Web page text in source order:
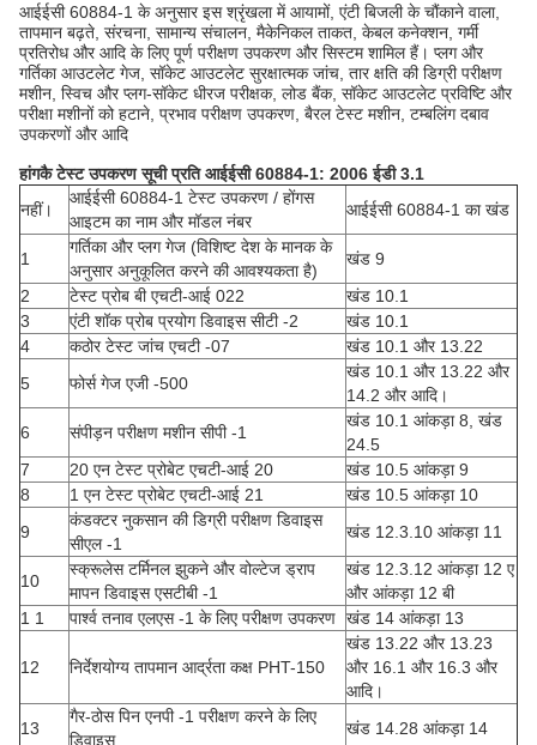
आईईसी 60884-1 के अनुसार इस श्रृंखला में आयामों, एंटी बिजली के चौंकाने वाला,
तापमान बढ़ते, संरचना, सामान्य संचालन, मैकेनिकल ताकत, केबल कनेक्शन, गर्मी
प्रतिरोध और आदि के लिए पूर्ण परीक्षण उपकरण और सिस्टम शामिल हैं। प्लग और
गर्तिका आउटलेट गेज, सॉकेट आउटलेट सुरक्षात्मक जांच, तार क्षति की डिग्री परीक्षण
मशीन, स्विच और प्लग-सॉकेट धीरज परीक्षक, लोड बैंक, सॉकेट आउटलेट प्रविष्टि और
परीक्षा मशीनों को हटाने, प्रभाव परीक्षण उपकरण, बैरल टेस्ट मशीन, टम्बलिंग दबाव
उपकरणों और आदि
हांगकै टेस्ट उपकरण सूची प्रति आईईसी 60884-1: 2006 ईडी 3.1
नहीं।
आईईसी 60884-1 टेस्ट उपकरण / होंगस
आइटम का नाम और मॉडल नंबर
आईईसी 60884-1 का खंड
1
गर्तिका और प्लग गेज (विशिष्ट देश के मानक के
अनुसार अनुकूलित करने की आवश्यकता है)
खंड 9
2
टेस्ट प्रोब बी एचटी-आई 022
खंड 10.1
3
एंटी शॉक प्रोब प्रयोग डिवाइस सीटी -2
खंड 10.1
4
कठोर टेस्ट जांच एचटी -07
खंड 10.1 और 13.22
5
फोर्स गेज एजी -500
खंड 10.1 और 13.22 और
14.2 और आदि।
6
संपीड़न परीक्षण मशीन सीपी -1
खंड 10.1 आंकड़ा 8, खंड
24.5
7
20 एन टेस्ट प्रोबेट एचटी-आई 20
खंड 10.5 आंकड़ा 9
8
1 एन टेस्ट प्रोबेट एचटी-आई 21
खंड 10.5 आंकड़ा 10
9
कंडक्टर नुकसान की डिग्री परीक्षण डिवाइस
सीएल -1
खंड 12.3.10 आंकड़ा 11
10
स्क्रूलेस टर्मिनल झुकने और वोल्टेज ड्राप
मापन डिवाइस एसटीबी -1
खंड 12.3.12 आंकड़ा 12 ए
और आंकड़ा 12 बी
1 1
पार्श्व तनाव एलएस -1 के लिए परीक्षण उपकरण खंड 14 आंकड़ा 13
12 निर्देशयोग्य तापमान आर्द्रता कक्ष PHT-150
खंड 13.22 और 13.23
और 16.1 और 16.3 और
आदि।
13
गैर-ठोस पिन एनपी -1 परीक्षण करने के लिए
डिवाइस
खंड 14.28 आंकड़ा 14